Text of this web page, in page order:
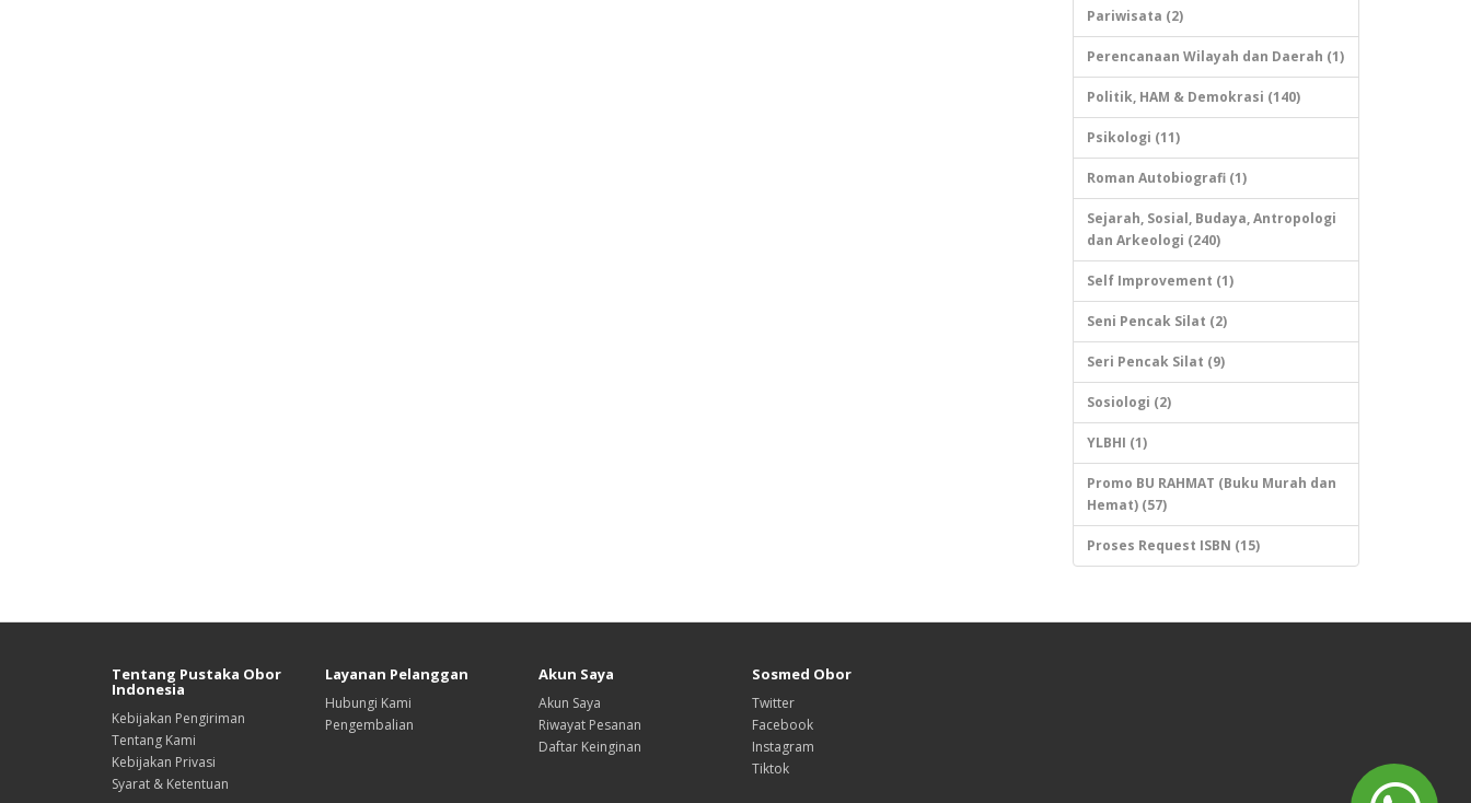
Pariwisata (2)
Perencanaan Wilayah dan Daerah (1)
Politik, HAM & Demokrasi (140)
Psikologi (11)
Roman Autobiografi (1)
Sejarah, Sosial, Budaya, Antropologi
dan Arkeologi (240)
Self Improvement (1)
Seni Pencak Silat (2)
Seri Pencak Silat (9)
Sosiologi (2)
YLBHI (1)
Promo BU RAHMAT (Buku Murah dan
Hemat) (57)
Proses Request ISBN (15)
Tentang Pustaka Obor
Indonesia
Kebijakan Pengiriman
Tentang Kami
Kebijakan Privasi
Syarat & Ketentuan
Layanan Pelanggan
Hubungi Kami
Pengembalian
Akun Saya
Akun Saya
Riwayat Pesanan
Daftar Keinginan
Sosmed Obor
Twitter
Facebook
Instagram
Tiktok